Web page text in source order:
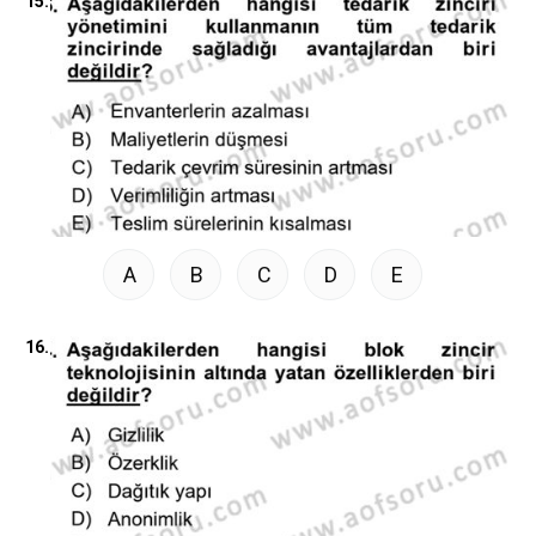
A B C D E
16.